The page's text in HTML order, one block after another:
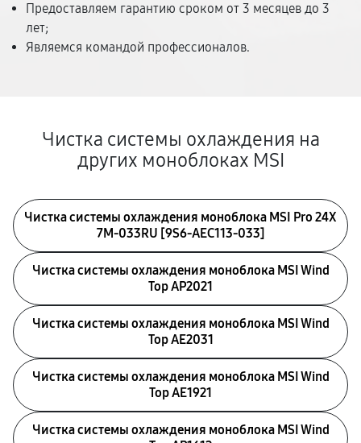
Предоставляем гарантию сроком от 3 месяцев до 3
лет;
Являемся командой профессионалов.
Чистка системы охлаждения на
других моноблоках MSI
Чистка системы охлаждения моноблока MSI Pro 24X
7M-033RU [9S6-AEC113-033]
Чистка системы охлаждения моноблока MSI Wind
Top AP2021
Чистка системы охлаждения моноблока MSI Wind
Top AE2031
Чистка системы охлаждения моноблока MSI Wind
Top AE1921
Чистка системы охлаждения моноблока MSI Wind